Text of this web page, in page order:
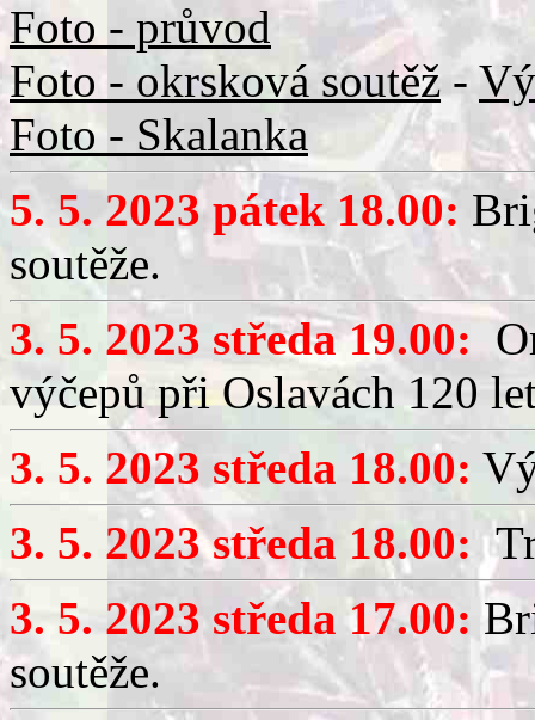
Foto - průvod
Foto - okrsková soutěž -
Foto - Skalanka
5. 5. 2023 pátek 18.00:
soutěže.
3. 5. 2023 středa 19.00:
výčepů při Oslavách 120
3. 5. 2023 středa 18.00:
3. 5. 2023 středa 18.00:
3. 5. 2023 středa 17.00:
soutěže.